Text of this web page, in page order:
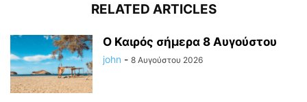
RELATED ARTICLES
Ο Καιρός σήμερα 8 Αυγούστου
john - 8 Αυγούστου 2026